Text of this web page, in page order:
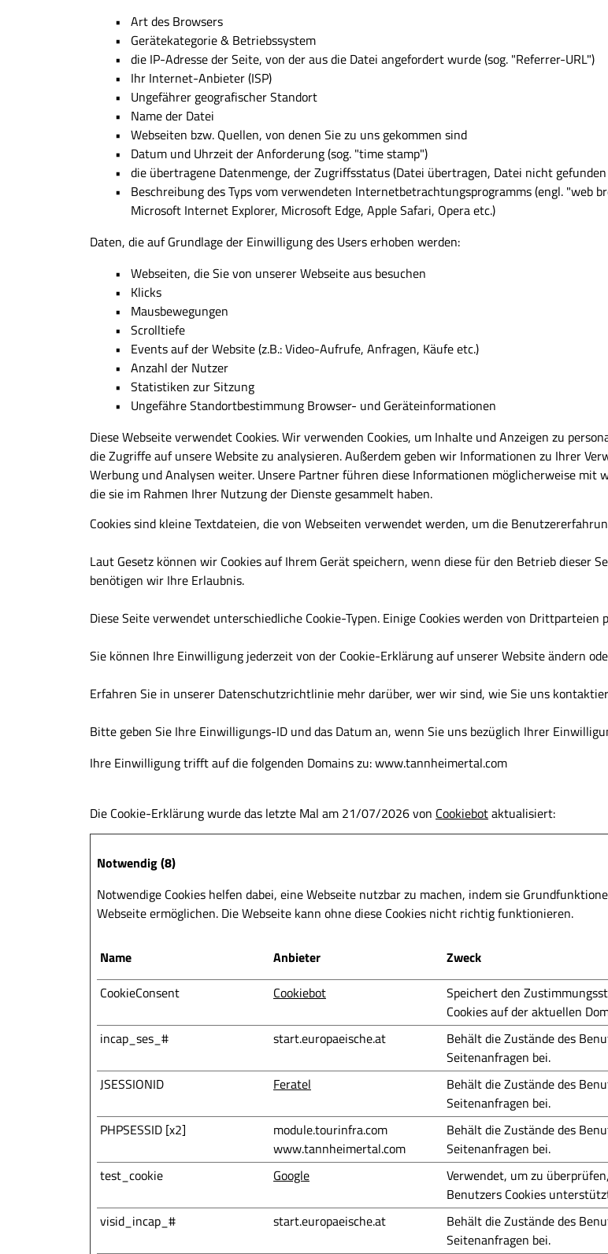
Art des Browsers
Gerätekategorie & Betriebssystem
die IP-Adresse der Seite, von der aus die Datei angefordert wurde (sog. "Referrer-URL")
Ihr Internet-Anbieter (ISP)
Ungefährer geografischer Standort
Name der Datei
Webseiten bzw. Quellen, von denen Sie zu uns gekommen sind
Datum und Uhrzeit der Anforderung (sog. "time stamp")
die übertragene Datenmenge, der Zugriffsstatus (Datei übertragen, Datei nicht
Beschreibung des Typs vom verwendeten Internetbetrachtungsprogramms (engl. "web
Microsoft Internet Explorer, Microsoft Edge, Apple Safari, Opera etc.)
Daten, die auf Grundlage der Einwilligung des Users erhoben werden:
Webseiten, die Sie von unserer Webseite aus besuchen
Klicks
Mausbewegungen
Scrolltiefe
Events auf der Website (z.B.: Video-Aufrufe, Anfragen, Käufe etc.)
Anzahl der Nutzer
Statistiken zur Sitzung
Ungefähre Standortbestimmung Browser- und Geräteinformationen
Diese Webseite verwendet Cookies. Wir verwenden Cookies, um Inhalte und Anzeigen zu
die Zugriffe auf unsere Website zu analysieren. Außerdem geben wir Informationen zu Ihrer
Werbung und Analysen weiter. Unsere Partner führen diese Informationen möglicherweise
die sie im Rahmen Ihrer Nutzung der Dienste gesammelt haben.
Cookies sind kleine Textdateien, die von Webseiten verwendet werden, um die
Laut Gesetz können wir Cookies auf Ihrem Gerät speichern, wenn diese für den Betrieb dieser
benötigen wir Ihre Erlaubnis.
Diese Seite verwendet unterschiedliche Cookie-Typen. Einige Cookies werden von
Sie können Ihre Einwilligung jederzeit von der Cookie-Erklärung auf unserer Website ändern
Erfahren Sie in unserer Datenschutzrichtlinie mehr darüber, wer wir sind, wie Sie uns
Bitte geben Sie Ihre Einwilligungs-ID und das Datum an, wenn Sie uns bezüglich Ihrer
Ihre Einwilligung trifft auf die folgenden Domains zu: www.tannheimertal.com
Die Cookie-Erklärung wurde das letzte Mal am 21/07/2026 von Cookiebotaktualisiert:
Notwendig (8)
Notwendige Cookies helfen dabei, eine Webseite nutzbar zu machen, indem sie
Webseite ermöglichen. Die Webseite kann ohne diese Cookies nicht richtig funktionieren.
Name Anbieter Zweck
CookieConsent
Cookiebot
Speichert den
Cookies auf der aktuellen
incap_ses_# start.europaeische.at
Behält die Zustände des
Seitenanfragen bei.
JSESSIONID Feratel
Behält die Zustände des
Seitenanfragen bei.
PHPSESSID [x2]
module.tourinfra.com
www.tannheimertal.com
Behält die Zustände des
Seitenanfragen bei.
test_cookie Google
Verwendet, um zu
Benutzers Cookies
visid_incap_# start.europaeische.at
Behält die Zustände des
Seitenanfragen bei.